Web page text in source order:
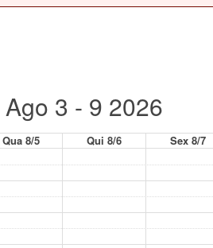
Ago 3 - 9 2026
Qua 8/5 Qui 8/6 Sex 8/7